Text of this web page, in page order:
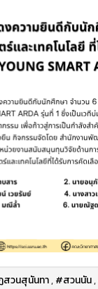
สวนสุนันทา,#สวนนัน,